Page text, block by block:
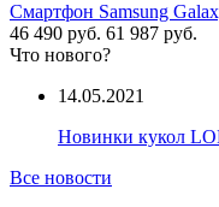
Смартфон Samsung
46 490 руб. 61 987 руб.
Что нового?
14.05.2021
Новинки кукол
Все новости